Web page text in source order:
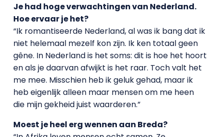
Je had hoge verwachtingen van Nederland.
Hoe ervaar je het?
“Ik romantiseerde Nederland, al was ik bang dat ik
niet helemaal mezelf kon zijn. Ik ken totaal geen
gêne. In Nederland is het soms: dit is hoe het hoort
en als je daarvan afwijkt is het raar. Toch valt het
me mee. Misschien heb ik geluk gehad, maar ik
heb eigenlijk alleen maar mensen om me heen
die mijn gekheid juist waarderen.”
Moest je heel erg wennen aan Breda?